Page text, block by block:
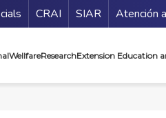
Guía de
CRAI SIAR Atención
WellfareResearchExtension Education